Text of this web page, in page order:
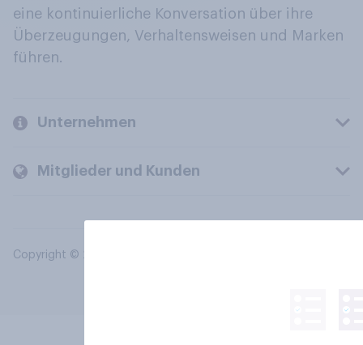
eine kontinuierliche Konversation über ihre
Überzeugungen, Verhaltensweisen und Marken
führen.
Unternehmen
Mitglieder und Kunden
Copyright © 2026 YouGov PLC. Alle Rechte vorbehalten.